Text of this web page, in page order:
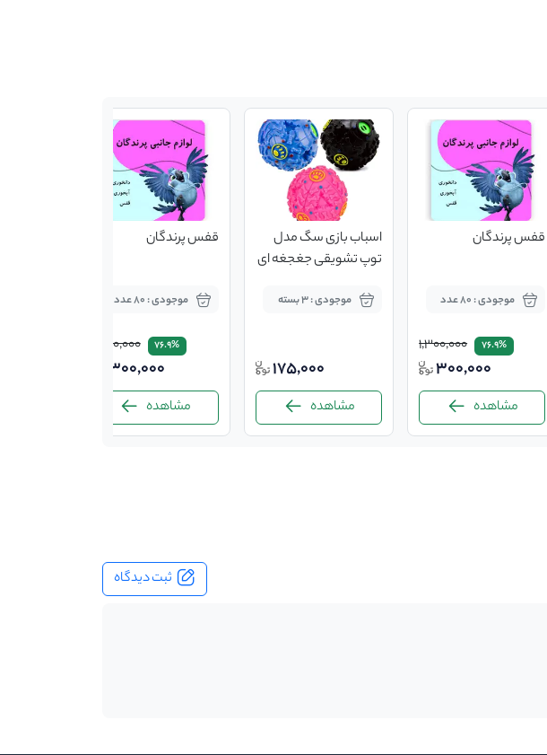
قفس پرندگان
موجودی : 80 عدد
76.9%
1,300,000
300,000
مشاهده
اسباب بازی سگ مدل
توپ تشویقی جغجغه ای
موجودی : 3 بسته
175,000
مشاهده
قفس پرندگان
موجودی : 80 عدد
76.9%
1,300,000
300,000
مشاهده
ثبت دیدگاه